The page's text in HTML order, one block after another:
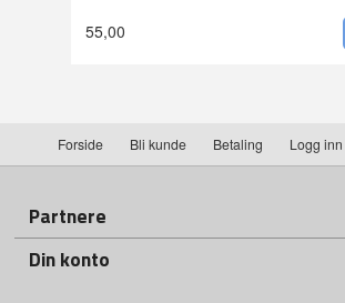
55,00
Forside Bli kunde Betaling Logg inn
Partnere
Din konto